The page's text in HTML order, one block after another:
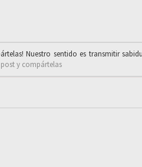
Nuestro sentido es transmitir
y compártelas